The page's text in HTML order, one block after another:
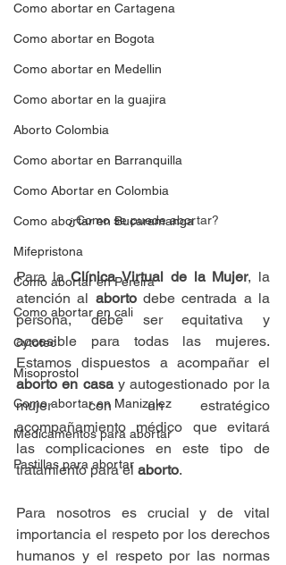
Como abortar en Cartagena
Como abortar en Bogota
Como abortar en Medellin
Como abortar en la guajira
Aborto Colombia
Como abortar en Barranquilla
Como Abortar en Colombia
Como abortar en Bucaramanga
Mifepristona
Como abortar en Pereira
Como abortar en cali
Cytotec
Misoprostol
Como abortar en Manizalez
Medicamentos para abortar
Pastillas para abortar
¿Como se puede abortar?
Para la Clínica Virtual de la Mujer, la
atención al aborto debe centrada a la
persona, debe ser equitativa y
accesible para todas las mujeres.
aborto en casa y autogestionado por la
mujer con un estratégico
acompañamiento médico que evitará
las complicaciones en este tipo de
tratamiento para el aborto.
Para nosotros es crucial y de vital
importancia el respeto por los derechos
humanos y el respeto por las normas